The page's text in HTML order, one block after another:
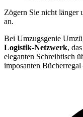
Zögern Sie nicht länger
an.
Bei Umzugsgenie
Logistik-Netzwerk,
eleganten Schreibtisch
imposanten